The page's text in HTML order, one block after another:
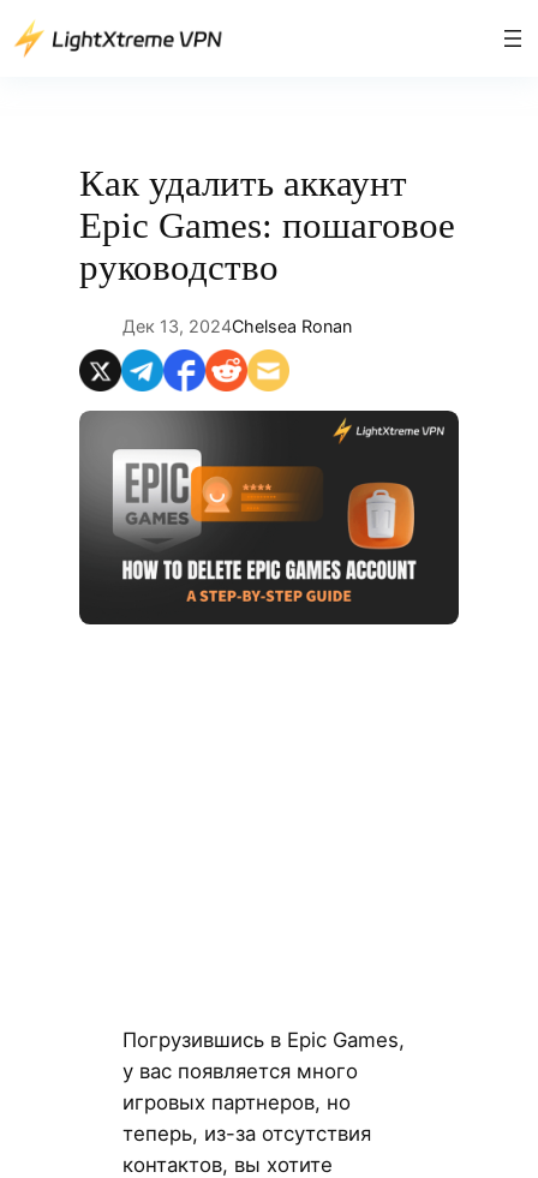
Перейти
Как удалить аккаунт
Epic Games: пошаговое
руководство
Дек 13, 2024Chelsea Ronan
Погрузившись в Epic Games,
у вас появляется много
игровых партнеров, но
теперь, из-за отсутствия
контактов, вы хотите